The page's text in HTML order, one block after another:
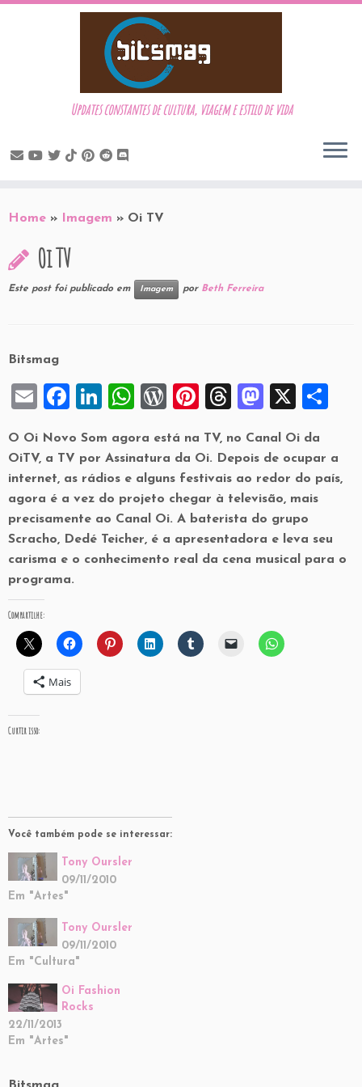
to
Updates constantes de cultura, viagem e estilo de vida
Home » Imagem » Oi TV
Oi TV
Este post foi publicado em Imagem por Beth Ferreira
Bitsmag
E
ai
l
F
c
e
b
o
o
k
Li
k
e
dI
n
W
at
s
A
p
p
W
d
P
re
ss
Pi
er
es
t
T
e
a
d
s
M
st
o
d
o
n
X
e
O Oi Novo Som agora está na TV, no Canal Oi da
OiTV, a TV por Assinatura da Oi. Depois de ocupar a
internet, as rádios e alguns festivais ao redor do país,
agora é a vez do projeto chegar à televisão, mais
precisamente ao Canal Oi. A baterista do grupo
Scracho, Dedé Teicher, é a apresentadora e leva seu
carisma e o conhecimento real da cena musical para o
programa.
Compartilhe:
Mais
Curtir isso:
Você também pode se interessar:
Tony Oursler
09/11/2010
Em "Artes"
Tony Oursler
09/11/2010
Em "Cultura"
Oi Fashion
Rocks
22/11/2013
Em "Artes"